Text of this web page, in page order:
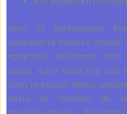
Αυτό το διαδικτυακό
αποκτήσετε ευρείες
πρακτικές δεξιότητες
τομέα. Αυτό είναι ένα από
αυτή τη στιγμή. Μόλις
Avrio de Genève, θα